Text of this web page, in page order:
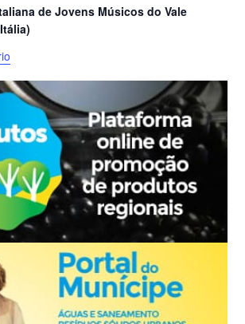
de Jovens Músicos do Vale